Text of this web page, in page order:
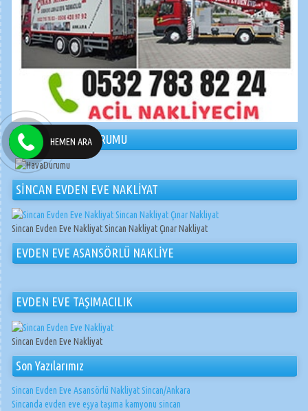
ANKARA HAVA DURUMU
SİNCAN EVDEN EVE NAKLİYAT
Sincan Evden Eve Nakliyat Sincan Nakliyat Çınar Nakliyat
EVDEN EVE ASANSÖRLÜ NAKLİYE
EVDEN EVE TAŞIMACILIK
Sincan Evden Eve Nakliyat
Son Yazılarımız
Sincan Evden Eve Asansörlü Nakliyat Sincan/Ankara
Sincanda evden eve eşya taşıma kamyonu sincan
HEMEN ARA